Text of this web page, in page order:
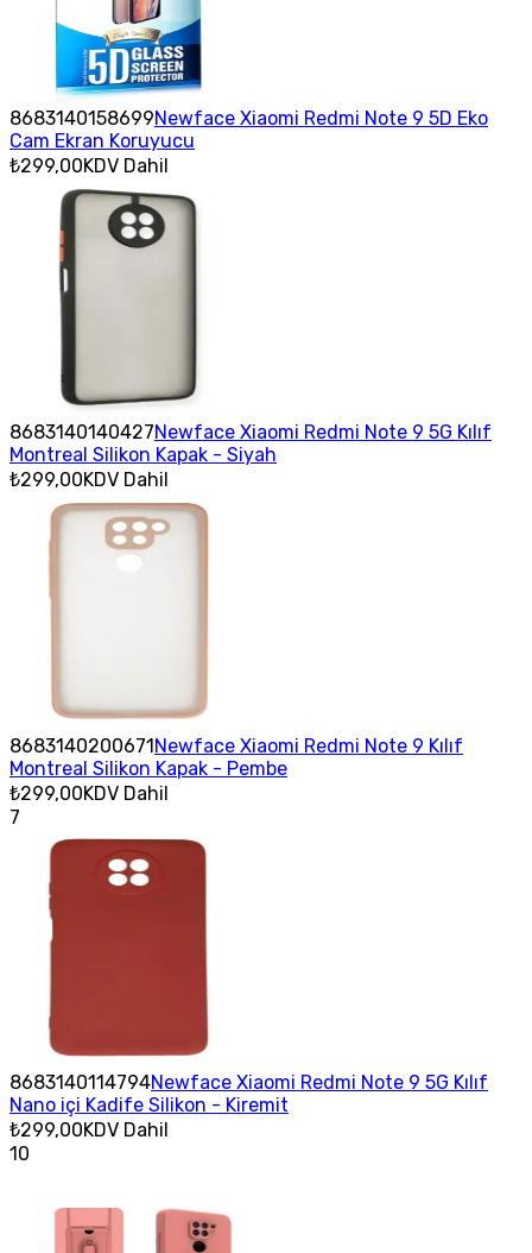
8683140158699Newface Xiaomi Redmi Note 9 5D Eko
Cam Ekran Koruyucu
₺299,00KDV Dahil
8683140140427Newface Xiaomi Redmi Note 9 5G Kılıf
Montreal Silikon Kapak - Siyah
₺299,00KDV Dahil
8683140200671Newface Xiaomi Redmi Note 9 Kılıf
Montreal Silikon Kapak - Pembe
₺299,00KDV Dahil
7
8683140114794Newface Xiaomi Redmi Note 9 5G Kılıf
Nano içi Kadife Silikon - Kiremit
₺299,00KDV Dahil
10